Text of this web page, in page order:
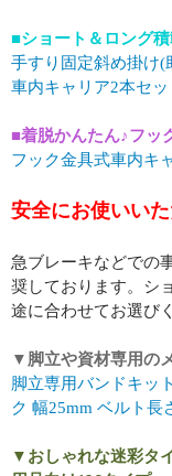
■ショート＆ロング
手すり固定斜め掛け(
車内キャリア2本セッ
■着脱かんたん♪フッ
フック金具式車内キ
安全にお使いい
急ブレーキなどでの
奨しております。シ
途に合わせてお選び
▼脚立や資材専用の
脚立専用バンドキッ
ク 幅25mm ベルト長
▼おしゃれな迷彩タ